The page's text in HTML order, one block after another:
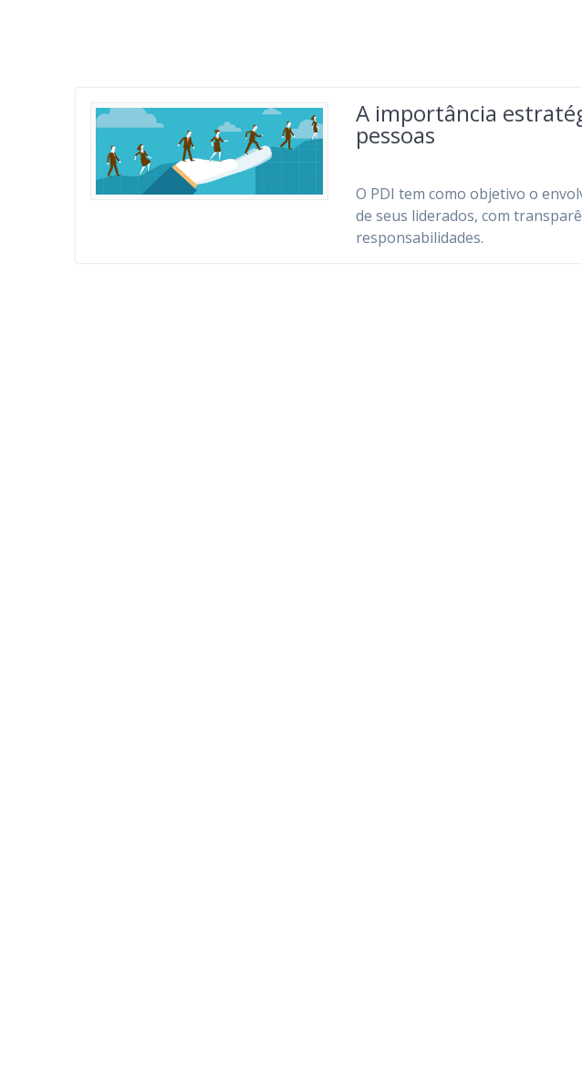
A importância
pessoas
O PDI tem como objetivo o
de seus liderados, com
responsabilidades.